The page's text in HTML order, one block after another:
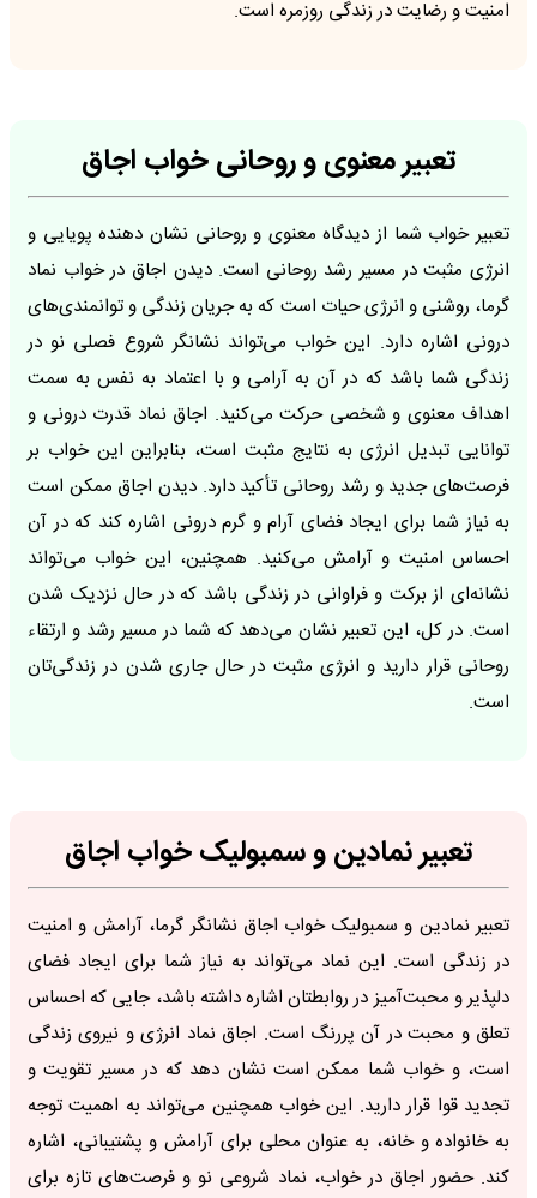
امنیت و رضایت در زندگی روزمره است.
تعبیر معنوی و روحانی خواب اجاق
تعبیر خواب شما از دیدگاه معنوی و روحانی نشان دهنده پویایی و
انرژی مثبت در مسیر رشد روحانی است. دیدن اجاق در خواب نماد
گرما، روشنی و انرژی حیات است که به جریان زندگی و توانمندی‌های
درونی اشاره دارد. این خواب می‌تواند نشانگر شروع فصلی نو در
زندگی شما باشد که در آن به آرامی و با اعتماد به نفس به سمت
اهداف معنوی و شخصی حرکت می‌کنید. اجاق نماد قدرت درونی و
توانایی تبدیل انرژی به نتایج مثبت است، بنابراین این خواب بر
فرصت‌های جدید و رشد روحانی تأکید دارد. دیدن اجاق ممکن است
به نیاز شما برای ایجاد فضای آرام و گرم درونی اشاره کند که در آن
احساس امنیت و آرامش می‌کنید. همچنین، این خواب می‌تواند
نشانه‌ای از برکت و فراوانی در زندگی باشد که در حال نزدیک شدن
است. در کل، این تعبیر نشان می‌دهد که شما در مسیر رشد و ارتقاء
روحانی قرار دارید و انرژی مثبت در حال جاری شدن در زندگی‌تان
است.
تعبیر نمادین و سمبولیک خواب اجاق
تعبیر نمادین و سمبولیک خواب اجاق نشانگر گرما، آرامش و امنیت
در زندگی است. این نماد می‌تواند به نیاز شما برای ایجاد فضای
دلپذیر و محبت‌آمیز در روابطتان اشاره داشته باشد، جایی که احساس
تعلق و محبت در آن پررنگ است. اجاق نماد انرژی و نیروی زندگی
است، و خواب شما ممکن است نشان دهد که در مسیر تقویت و
تجدید قوا قرار دارید. این خواب همچنین می‌تواند به اهمیت توجه
به خانواده و خانه، به عنوان محلی برای آرامش و پشتیبانی، اشاره
کند. حضور اجاق در خواب، نماد شروعی نو و فرصت‌های تازه برای